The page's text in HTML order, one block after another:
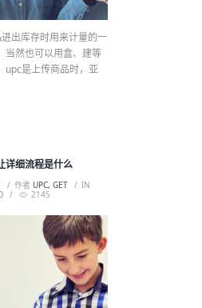
出库存时用来计量的一
当然也可以用盒、建等
upc是上传商品时，亚
详细流程是什么
作者 UPC, GET
IN
2145